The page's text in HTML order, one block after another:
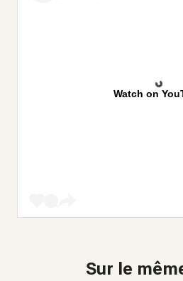
Watch on
Sur le